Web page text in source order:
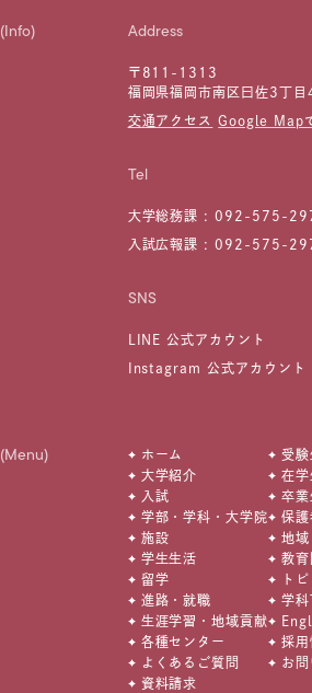
(Info) Address
〒811-1313
福岡県福岡市南区曰佐3丁
交通アクセス Google Map
Tel
大学総務課 :092-575-
入試広報課 :092-575-
SNS
LINE 公式アカウント
Instagram 公式アカウント
(Menu)
ホーム
大学紹介
入試
学部・学科・大学院
施設
学生生活
留学
進路・就職
生涯学習・地域貢献
各種センター
よくあるご質問
資料請求
受
在学
卒業
保護
地域
教育
ト
学
採用
お